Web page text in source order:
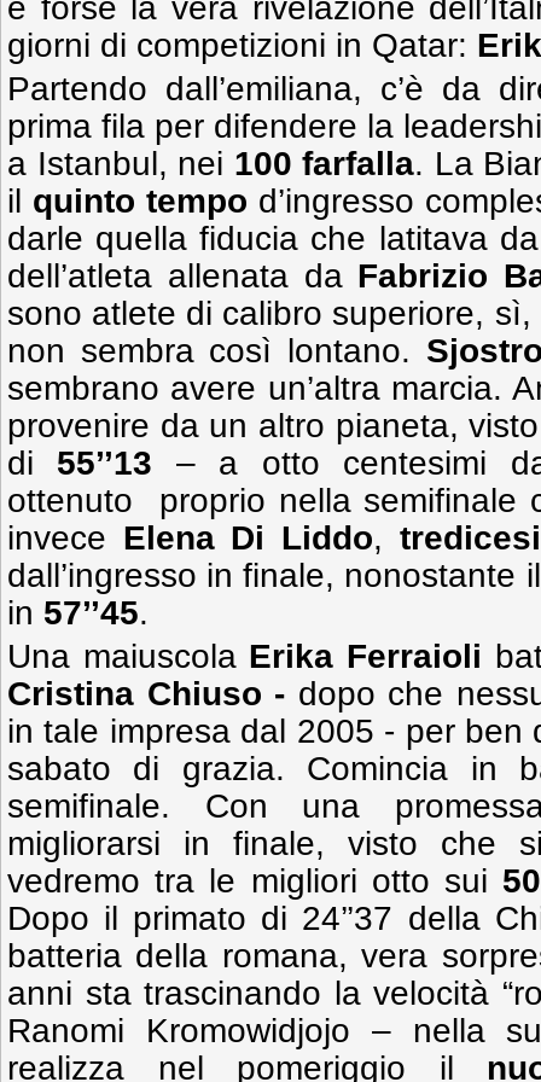
è forse la vera rivelazione
giorni di competizioni in Qatar:
Partendo dall’emiliana, c’è da
prima fila per difendere la
a Istanbul, nei 100 farfalla. La
il quinto tempo d’ingresso
darle quella fiducia che latitava
dell’atleta allenata da Fabrizio
sono atlete di calibro superiore,
non sembra così lontano.
sembrano avere un’altra marcia.
provenire da un altro pianeta,
di 55’’13 – a otto centesimi
ottenuto proprio nella semifinale
invece Elena Di Liddo,
dall’ingresso in finale, nonostante
in 57’’45.
Una maiuscola Erika Ferraioli
Cristina Chiuso - dopo che
in tale impresa dal 2005 - per ben
sabato di grazia. Comincia in
semifinale. Con una
migliorarsi in finale, visto che
vedremo tra le migliori otto sui
Dopo il primato di 24’’37 della
batteria della romana, vera
anni sta trascinando la velocità
Ranomi Kromowidjojo – nella
realizza nel pomeriggio il